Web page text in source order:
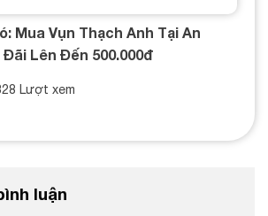
Mua Vụn Thạch Anh Tại An
Lên Đến 500.000đ
Lượt xem
luận